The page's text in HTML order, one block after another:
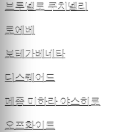
브루넬로 쿠치넬리
로에베
보테가베네타
디스퀘어드
메종 미하라 야스히로
오프화이트